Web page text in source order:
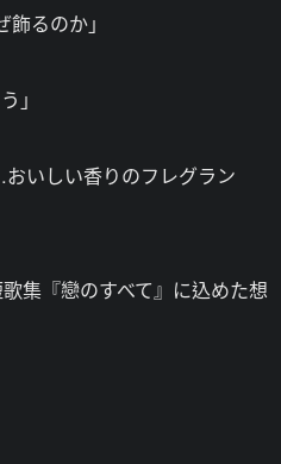
飾るのか」
」
いしい香りのフレグラン
集『戀のすべて』に込めた想